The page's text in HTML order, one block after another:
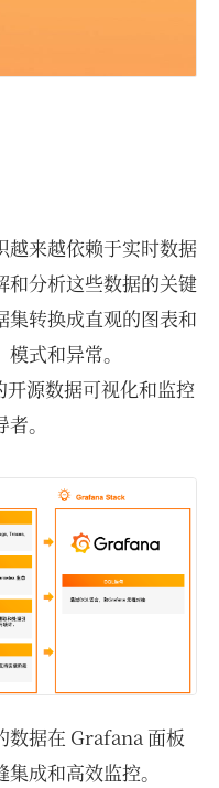
越来越依赖于实时数据
和分析这些数据的关键
集转换成直观的图表和
式和异常。
源数据可视化和监控
。
数据在 Grafana 面板
成和高效监控。